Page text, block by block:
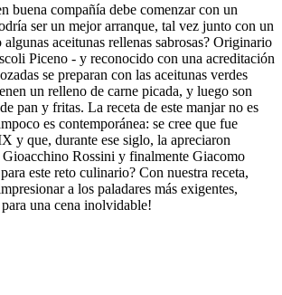
buena compañía debe comenzar con un
ser un mejor arranque, tal vez junto con un
aceitunas rellenas sabrosas? Originario
Piceno - y reconocido con una acreditación
se preparan con las aceitunas verdes
un relleno de carne picada, y luego son
pan y fritas. La receta de este manjar no es
es contemporánea: se cree que fue
y que, durante ese siglo, la apreciaron
Rossini y finalmente Giacomo
este reto culinario? Con nuestra receta,
a los paladares más exigentes,
una cena inolvidable!